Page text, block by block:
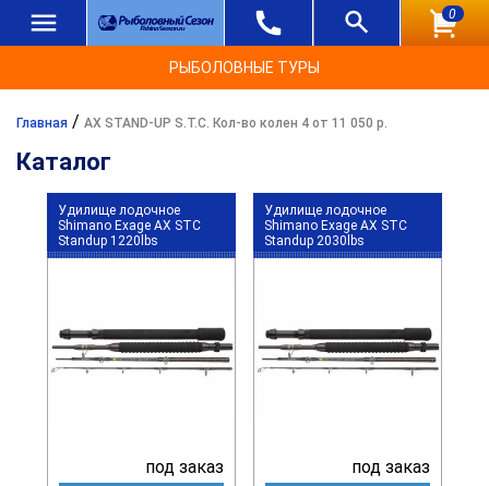
0
РЫБОЛОВНЫЕ ТУРЫ
Главная / AX STAND-UP S.T.C. Кол-во колен 4 от 11 050 р.
Каталог
Удилище лодочное
Shimano Exage AX STC
Standup 1220lbs
под заказ
Удилище лодочное
Shimano Exage AX STC
Standup 2030lbs
под заказ